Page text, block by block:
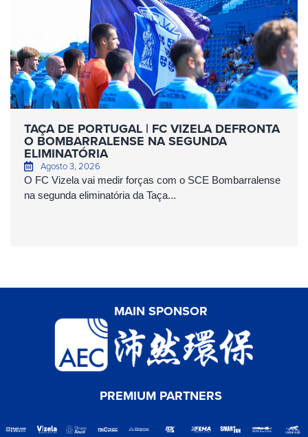
TAÇA DE PORTUGAL | FC VIZELA DEFRONTA
O BOMBARRALENSE NA SEGUNDA
ELIMINATÓRIA
Agosto 3, 2026
O FC Vizela vai medir forças com o SCE Bombarralense
na segunda eliminatória da Taça...
MAIN SPONSOR
PREMIUM PARTNERS